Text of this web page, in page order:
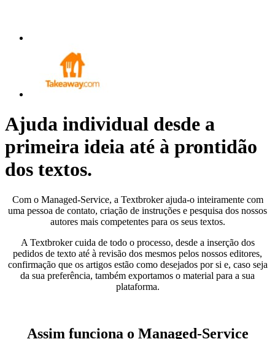
Ajuda individual desde a
primeira ideia até à prontidão
dos textos.
Com o Managed-Service, a Textbroker ajuda-o inteiramente com
uma pessoa de contato, criação de instruções e pesquisa dos nossos
autores mais competentes para os seus textos.
A Textbroker cuida de todo o processo, desde a inserção dos
pedidos de texto até à revisão dos mesmos pelos nossos editores,
confirmação que os artigos estão como desejados por si e, caso seja
da sua preferência, também exportamos o material para a sua
plataforma.
Assim funciona o Managed-Service